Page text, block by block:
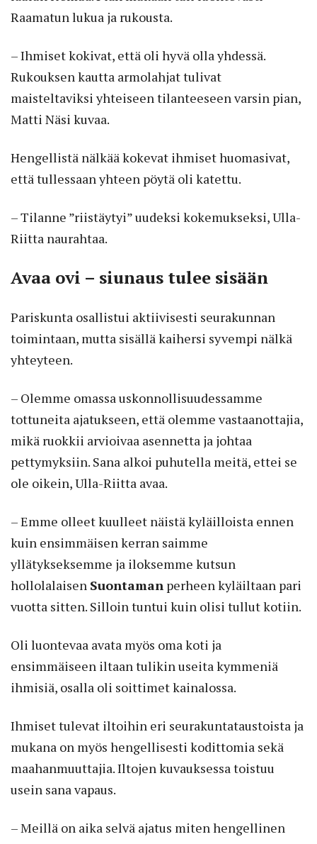
Raamatun lukua ja rukousta.
– Ihmiset kokivat, että oli hyvä olla yhdessä.
Rukouksen kautta armolahjat tulivat
maisteltaviksi yhteiseen tilanteeseen varsin pian,
Matti Näsi kuvaa.
Hengellistä nälkää kokevat ihmiset huomasivat,
että tullessaan yhteen pöytä oli katettu.
– Tilanne ”riistäytyi” uudeksi kokemukseksi, Ulla-
Riitta naurahtaa.
Avaa ovi – siunaus tulee sisään
Pariskunta osallistui aktiivisesti seurakunnan
toimintaan, mutta sisällä kaihersi syvempi nälkä
yhteyteen.
– Olemme omassa uskonnollisuudessamme
tottuneita ajatukseen, että olemme vastaanottajia,
mikä ruokkii arvioivaa asennetta ja johtaa
pettymyksiin. Sana alkoi puhutella meitä, ettei se
ole oikein, Ulla-Riitta avaa.
– Emme olleet kuulleet näistä kyläilloista ennen
kuin ensimmäisen kerran saimme
yllätykseksemme ja iloksemme kutsun
hollolalaisen Suontaman perheen kyläiltaan pari
vuotta sitten. Silloin tuntui kuin olisi tullut kotiin.
Oli luontevaa avata myös oma koti ja
ensimmäiseen iltaan tulikin useita kymmeniä
ihmisiä, osalla oli soittimet kainalossa.
Ihmiset tulevat iltoihin eri seurakuntataustoista ja
mukana on myös hengellisesti kodittomia sekä
maahanmuuttajia. Iltojen kuvauksessa toistuu
usein sana vapaus.
– Meillä on aika selvä ajatus miten hengellinen